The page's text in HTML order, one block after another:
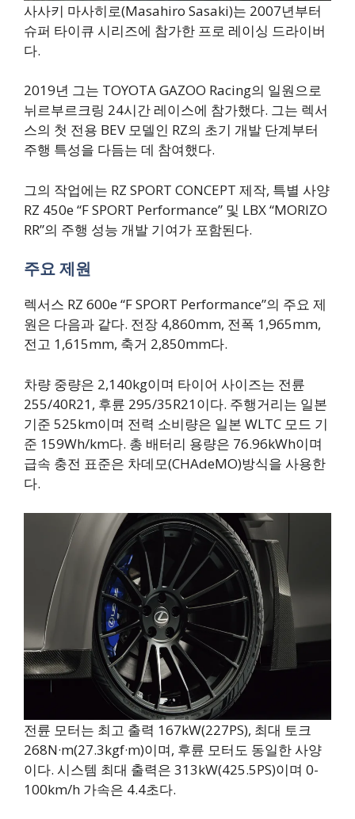
사사키 마사히로(Masahiro Sasaki)는 2007년부터
슈퍼 타이큐 시리즈에 참가한 프로 레이싱 드라이버
다.
2019년 그는 TOYOTA GAZOO Racing의 일원으로
뉘르부르크링 24시간 레이스에 참가했다. 그는 렉서
스의 첫 전용 BEV 모델인 RZ의 초기 개발 단계부터
주행 특성을 다듬는 데 참여했다.
그의 작업에는 RZ SPORT CONCEPT 제작, 특별 사양
RZ 450e “F SPORT Performance” 및 LBX “MORIZO
RR”의 주행 성능 개발 기여가 포함된다.
주요 제원
렉서스 RZ 600e “F SPORT Performance”의 주요 제
원은 다음과 같다. 전장 4,860mm, 전폭 1,965mm,
전고 1,615mm, 축거 2,850mm다.
차량 중량은 2,140kg이며 타이어 사이즈는 전륜
255/40R21, 후륜 295/35R21이다. 주행거리는 일본
기준 525km이며 전력 소비량은 일본 WLTC 모드 기
준 159Wh/km다. 총 배터리 용량은 76.96kWh이며
급속 충전 표준은 차데모(CHAdeMO)방식을 사용한
다.
전륜 모터는 최고 출력 167kW(227PS), 최대 토크
268N·m(27.3kgf·m)이며, 후륜 모터도 동일한 사양
이다. 시스템 최대 출력은 313kW(425.5PS)이며 0-
100km/h 가속은 4.4초다.